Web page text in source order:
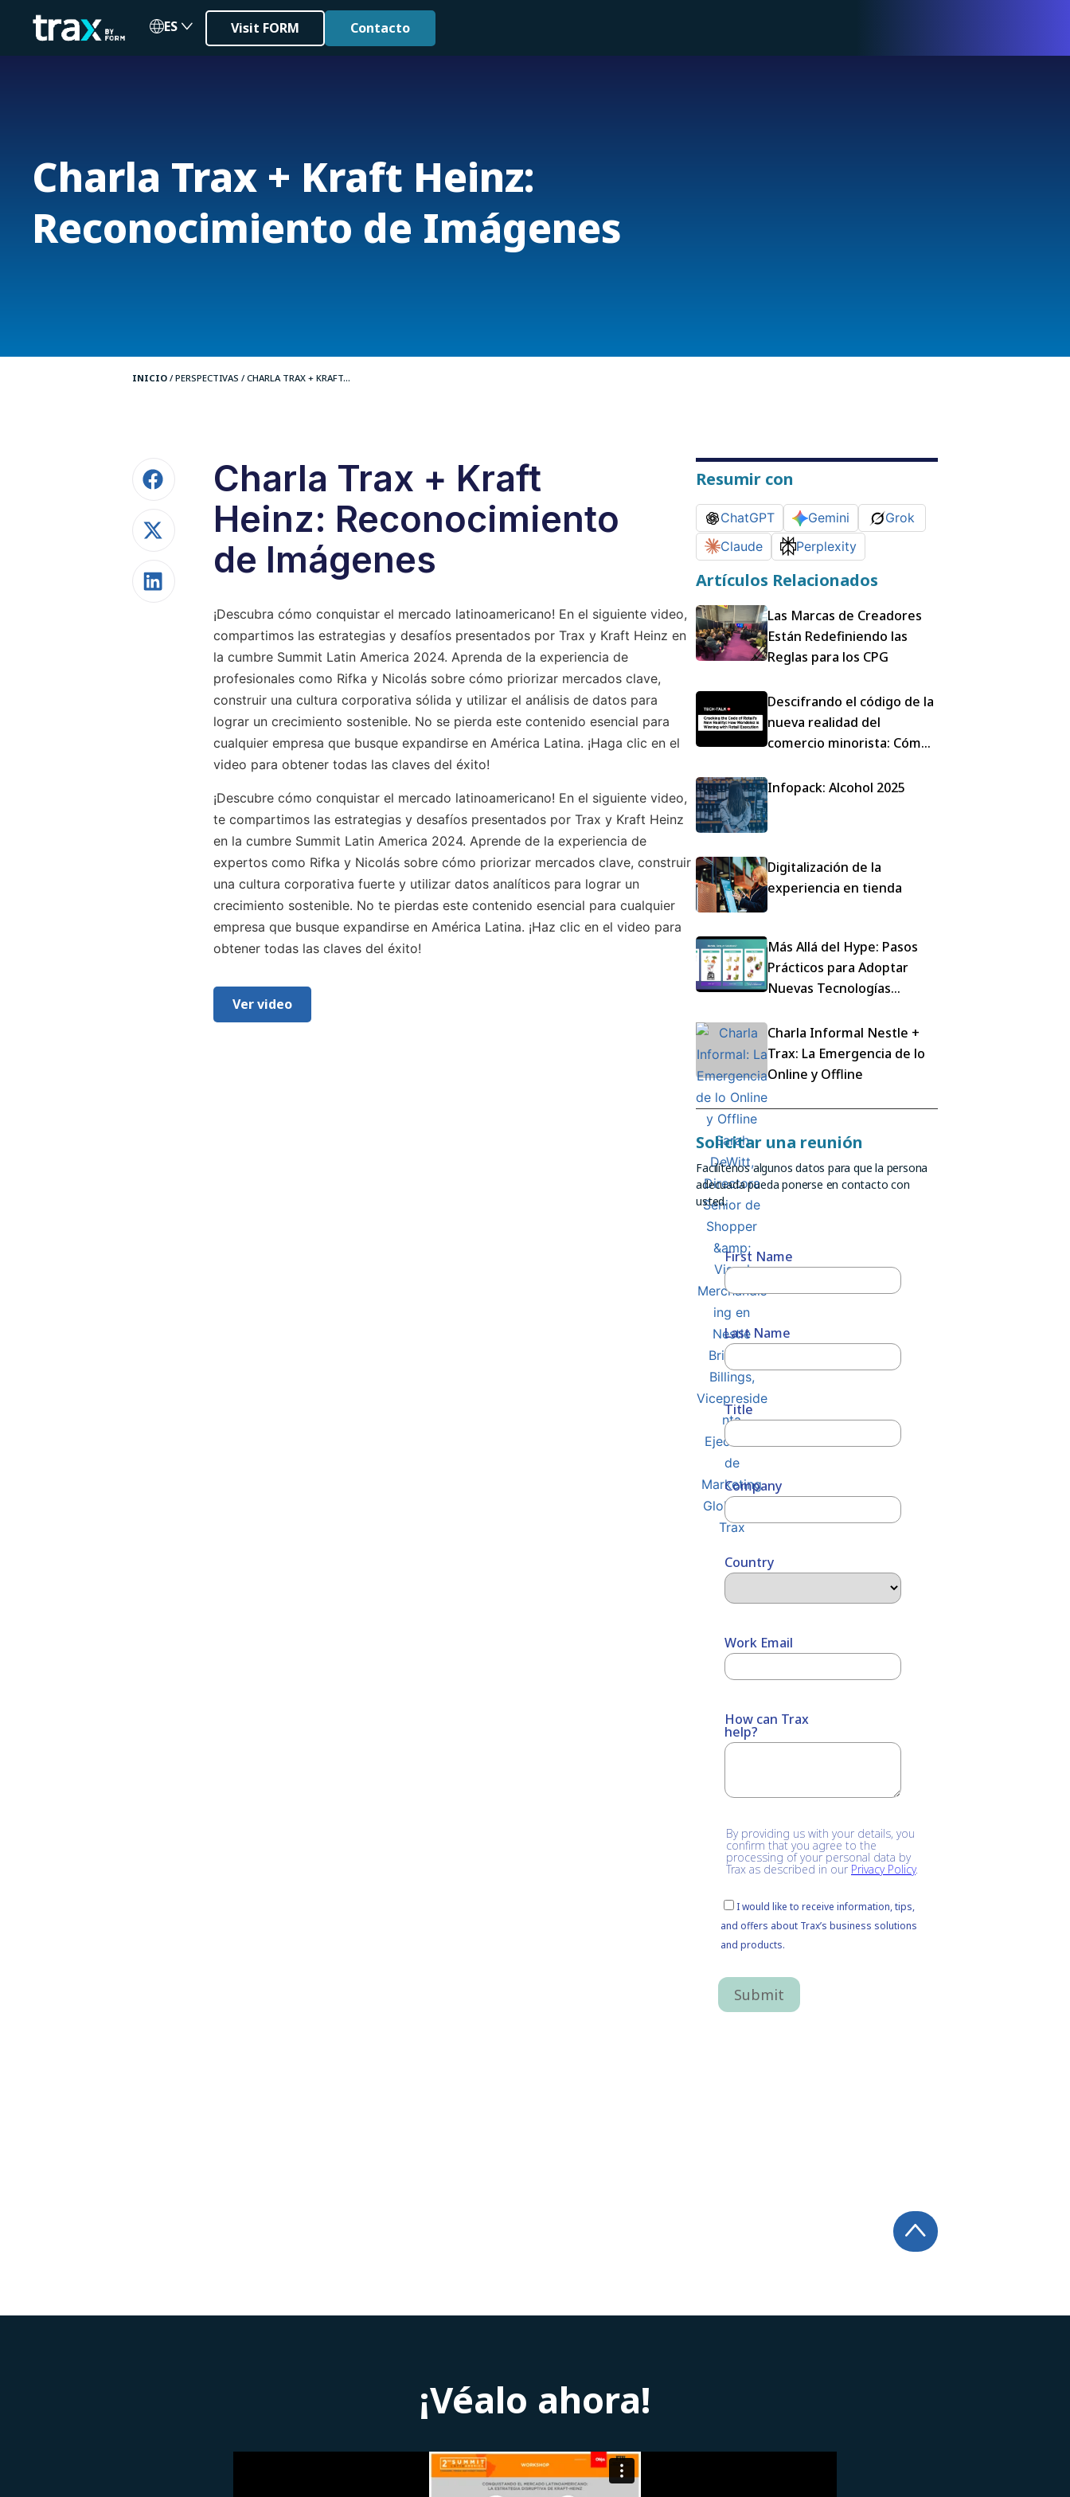
ES Visit FORM Contacto
Charla Trax + Kraft Heinz:
Reconocimiento de Imágenes
INICIO /PERSPECTIVAS /CHARLA TRAX + KRAFT...
Charla Trax + Kraft
Heinz: Reconocimiento
de Imágenes
¡Descubra cómo conquistar el mercado latinoamericano! En el siguiente video,
compartimos las estrategias y desafíos presentados por Trax y Kraft Heinz en
la cumbre Summit Latin America 2024. Aprenda de la experiencia de
profesionales como Rifka y Nicolás sobre cómo priorizar mercados clave,
construir una cultura corporativa sólida y utilizar el análisis de datos para
lograr un crecimiento sostenible. No sepierda este contenido esencial para
cualquier empresa que busque expandirse en América Latina. ¡Haga clic en el
video para obtener todas las claves del éxito!
¡Descubre cómo conquistar el mercado latinoamericano! En el siguiente video,
te compartimos las estrategias y desafíos presentados por Trax y Kraft Heinz
en la cumbre Summit Latin America 2024. Aprende de la experiencia de
expertos como Rifka y Nicolás sobre cómo priorizar mercados clave, construir
una cultura corporativa fuerte y utilizar datos analíticos para lograr un
crecimiento sostenible. No te pierdas este contenido esencial para cualquier
empresa que busque expandirse en América Latina. ¡Haz clic en el video para
obtener todas las claves del éxito!
Ver video
Resumir con
ChatGPT Gemini
Grok
Claude
Perplexity
Artículos Relacionados
Las Marcas de Creadores
Están Redefiniendo las
Reglas para los CPG
Descifrando el código de la
nueva realidad del
comercio minorista: Cómo
con la ejecución
Infopack: Alcohol 2025
Digitalización de la
experiencia en tienda
Más Allá del Hype: Pasos
Prácticos para Adoptar
Nuevas Tecnologías
Charla Informal Nestle +
Trax: La Emergencia de lo
Online y Offline
Solicitar una reunión
Facilítenos algunos datos para que la persona
adecuada pueda ponerse en contacto con
usted.
¡Véalo ahora!